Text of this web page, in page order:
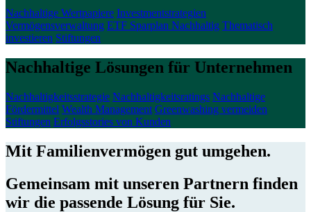
Nachhaltige Wertpapiere Investmentstrategien
Vermögensverwaltung ETF Sparplan Nachhaltig Thematisch
investieren Stiftungen
Nachhaltige Lösungen für Unternehmen
Nachhaltigkeitsstrategie Nachhaltigkeitsratings Nachhaltige
Fördermittel Wealth Management Greenwashing vermeiden
Stiftungen Erfolgsstories von Kunden
Mit Familienvermögen gut umgehen.
Gemeinsam mit unseren Partnern finden
wir die passende Lösung für Sie.